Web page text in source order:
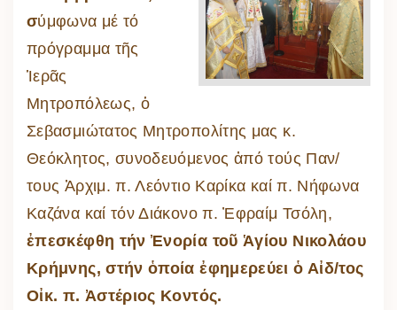
σύμφωνα μέ τό
πρόγραμμα τῆς
Ἱερᾶς
Μητροπόλεως, ὁ
Σεβασμιώτατος Μητροπολίτης μας κ.
Θεόκλητος, συνοδευόμενος ἀπό τούς Παν/
τους Ἀρχιμ. π. Λεόντιο Καρίκα καί π. Νήφωνα
Καζάνα καί τόν Διάκονο π. Ἐφραίμ Τσόλη,
ἐπεσκέφθη τήν Ἐνορία τοῦ Ἁγίου Νικολάου
Κρήμνης, στήν ὁποία ἐφημερεύει ὁ Αἰδ/τος
Οἰκ. π. Ἀστέριος Κοντός.